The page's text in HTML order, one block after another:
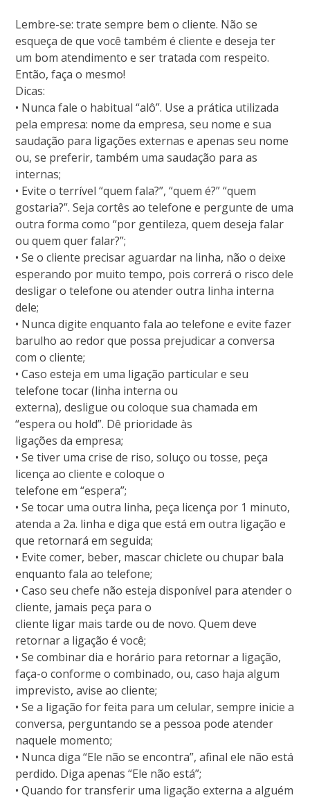
Lembre-se: trate sempre bem o cliente. Não se
esqueça de que você também é cliente e deseja ter
um bom atendimento e ser tratada com respeito.
Então, faça o mesmo!
Dicas:
• Nunca fale o habitual “alô”. Use a prática utilizada
pela empresa: nome da empresa, seu nome e sua
saudação para ligações externas e apenas seu nome
ou, se preferir, também uma saudação para as
internas;
• Evite o terrível “quem fala?”, “quem é?” “quem
gostaria?”. Seja cortês ao telefone e pergunte de uma
outra forma como “por gentileza, quem deseja falar
ou quem quer falar?”;
• Se o cliente precisar aguardar na linha, não o deixe
esperando por muito tempo, pois correrá o risco dele
desligar o telefone ou atender outra linha interna
dele;
• Nunca digite enquanto fala ao telefone e evite fazer
barulho ao redor que possa prejudicar a conversa
com o cliente;
• Caso esteja em uma ligação particular e seu
telefone tocar (linha interna ou
externa), desligue ou coloque sua chamada em
“espera ou hold”. Dê prioridade às
ligações da empresa;
• Se tiver uma crise de riso, soluço ou tosse, peça
licença ao cliente e coloque o
telefone em “espera”;
• Se tocar uma outra linha, peça licença por 1 minuto,
atenda a 2a. linha e diga que está em outra ligação e
que retornará em seguida;
• Evite comer, beber, mascar chiclete ou chupar bala
enquanto fala ao telefone;
• Caso seu chefe não esteja disponível para atender o
cliente, jamais peça para o
cliente ligar mais tarde ou de novo. Quem deve
retornar a ligação é você;
• Se combinar dia e horário para retornar a ligação,
faça-o conforme o combinado, ou, caso haja algum
imprevisto, avise ao cliente;
• Se a ligação for feita para um celular, sempre inicie a
conversa, perguntando se a pessoa pode atender
naquele momento;
• Nunca diga “Ele não se encontra”, afinal ele não está
perdido. Diga apenas “Ele não está”;
• Quando for transferir uma ligação externa a alguém